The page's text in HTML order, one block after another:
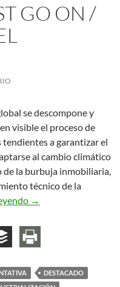
GO ON /
se descompone y
visible el proceso de
a garantizar el
al cambio climático
la burbuja inmobiliaria,
técnico de la
The show must go
→
DESTACADO